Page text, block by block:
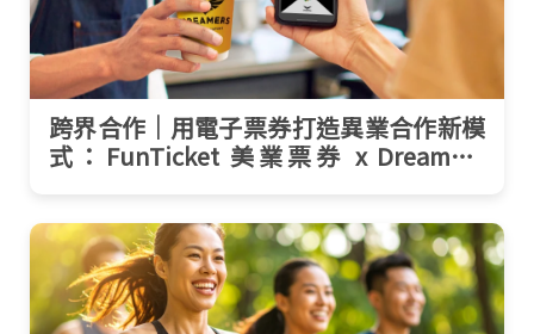
跨界合作｜用電子票券打造異業合作新模
式：FunTicket 美業票券 x Dreamers